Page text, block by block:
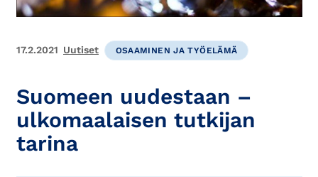
17.2.2021 Uutiset OSAAMINEN JA TYÖELÄMÄ
Suomeen uudestaan –
ulkomaalaisen tutkijan
tarina